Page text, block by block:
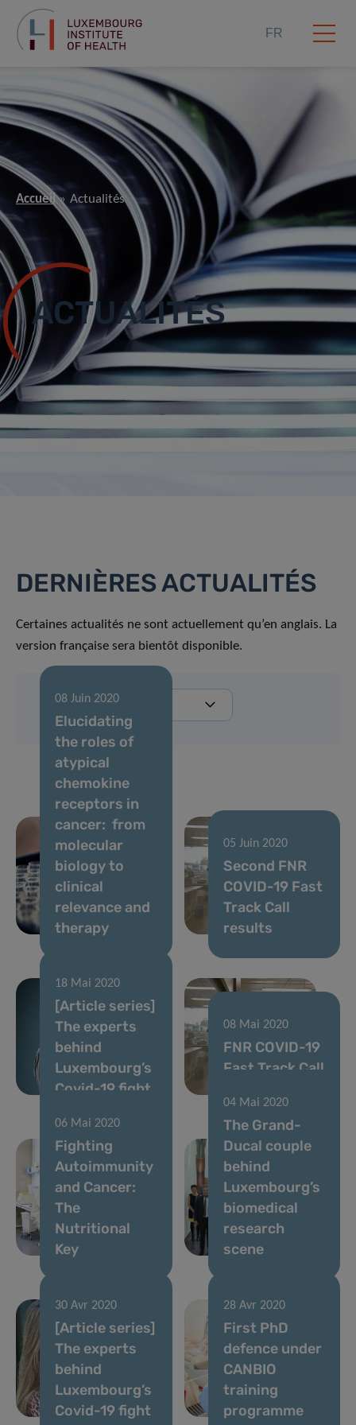
FR
Accueil Actualités
ACTUALITÉS
DERNIÈRES ACTUALITÉS
Certaines actualités ne sont actuellement qu’en anglais. La
version française sera bientôt disponible.
08 Juin 2020
Elucidating
the roles of
atypical
chemokine
receptors in
cancer: from
molecular
biology to
clinical
relevance and
therapy
05 Juin 2020
Second FNR
COVID-19 Fast
Track Call
results
18 Mai 2020
[Article series]
The experts
behind
Luxembourg’s
Covid-19 fight
08 Mai 2020
FNR COVID-19
Fast Track Call
06 Mai 2020
Fighting
Autoimmunity
and Cancer:
The
Nutritional
Key
04 Mai 2020
The Grand-
Ducal couple
behind
Luxembourg’s
biomedical
research
scene
30 Avr 2020
[Article series]
The experts
behind
Luxembourg’s
Covid-19 fight
28 Avr 2020
First PhD
defence under
CANBIO
training
programme